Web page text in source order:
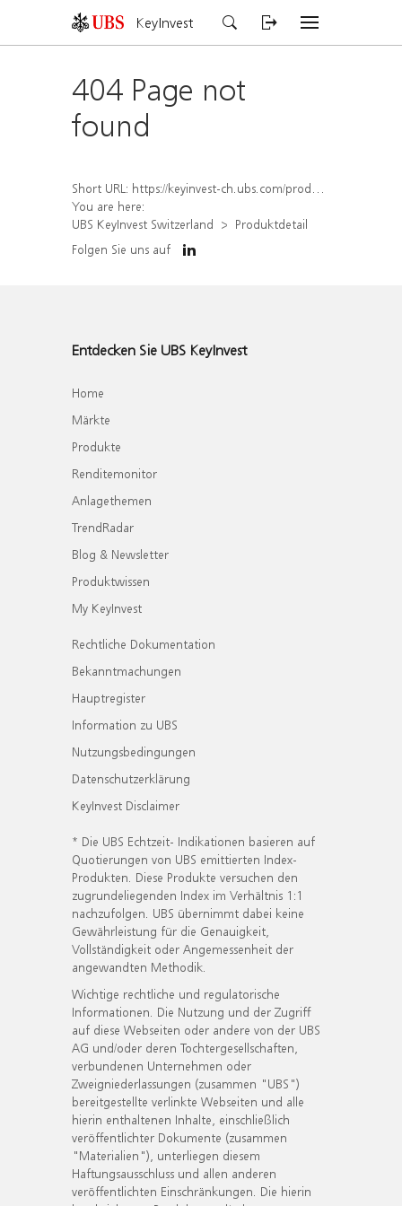
KeyInvest
404 Page not
found
Short URL: https://keyinvest-ch.ubs.com/produkt/detail/index/isin/CH1581944324
You are here:
UBS KeyInvest Switzerland
Produktdetail
Folgen Sie uns auf
Entdecken Sie UBS KeyInvest
Home
Märkte
Produkte
Renditemonitor
Anlagethemen
TrendRadar
Blog & Newsletter
Produktwissen
My KeyInvest
Rechtliche Dokumentation
Bekanntmachungen
Hauptregister
Information zu UBS
Nutzungsbedingungen
Datenschutzerklärung
KeyInvest Disclaimer
* Die UBS Echtzeit- Indikationen basieren auf
Quotierungen von UBS emittierten Index-
Produkten. Diese Produkte versuchen den
zugrundeliegenden Index im Verhältnis 1:1
nachzufolgen. UBS übernimmt dabei keine
Gewährleistung für die Genauigkeit,
Vollständigkeit oder Angemessenheit der
angewandten Methodik.
Wichtige rechtliche und regulatorische
Informationen. Die Nutzung und der Zugriff
auf diese Webseiten oder andere von der UBS
AG und/oder deren Tochtergesellschaften,
verbundenen Unternehmen oder
Zweigniederlassungen (zusammen "UBS")
bereitgestellte verlinkte Webseiten und alle
hierin enthaltenen Inhalte, einschließlich
veröffentlichter Dokumente (zusammen
"Materialien"), unterliegen diesem
Haftungsausschluss und allen anderen
veröffentlichten Einschränkungen. Die hierin